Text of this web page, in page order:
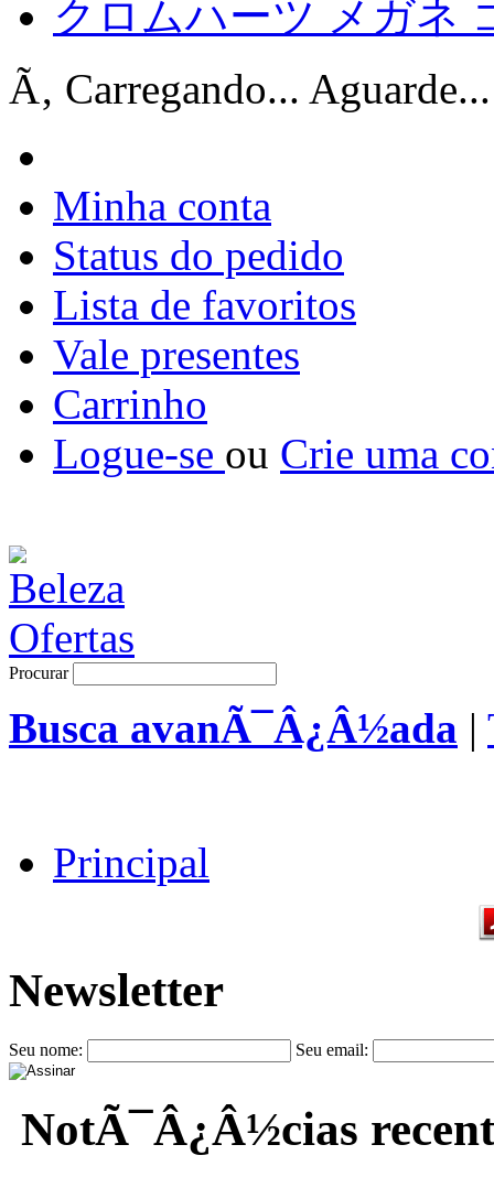
クロムハーツ メガネ
Ã‚ Carregando... Aguarde...
Minha conta
Status do pedido
Lista de favoritos
Vale presentes
Carrinho
Logue-se ou Crie uma
Procurar
Busca avanÃ¯Â¿Â½ada |
Principal
Newsletter
Seu nome: Seu email:
NotÃ¯Â¿Â½cias